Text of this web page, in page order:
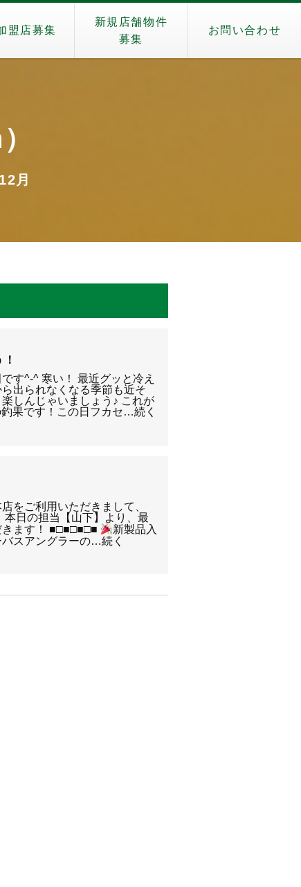
盟店募集
新規店舗物件
募集
お問い合わせ
月
す^-^ 寒い！ 最近グッと冷え
出られなくなる季節も近そ
しんじゃいましょう♪ これが
果です！この日フカセ…続く
をご利用いただきまして、
日の担当【山下】より、最
きます！ ■□■□■□■
新製品入
スアングラーの…続く